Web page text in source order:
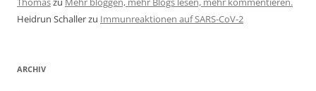
Heidrun Schallerzu Immunreaktionen auf SARS-CoV-2
ARCHIV